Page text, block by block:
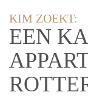
KIM ZOEKT:
EEN